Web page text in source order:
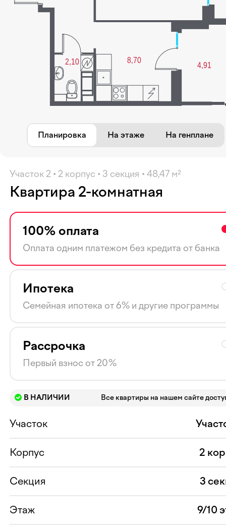
Планировка На этаже На генплане
Участок 2 • 2 корпус • 3 секция • 48,47 м²
Квартира 2-комнатная
100% оплата
Оплата одним платежом без кредита от банка
Ипотека
Семейная ипотека от 6% и другие программы
Рассрочка
Первый взнос от 20%
В НАЛИЧИИ Все квартиры на нашем сайте
Участок
Корпус 2
Секция 3
Этаж 9/10